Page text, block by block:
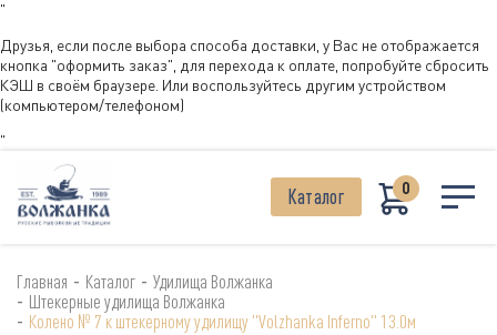
"
Друзья, если после выбора способа доставки, у Вас не отображается
кнопка "оформить заказ", для перехода к оплате, попробуйте сбросить
КЭШ в своём браузере. Или воспользуйтесь другим устройством
(компьютером/телефоном)
"
Каталог 0
Главная - Каталог - Удилища Волжанка
- Штекерные удилища Волжанка
- Колено № 7 к штекерному удилищу "Volzhanka Inferno" 13.0м